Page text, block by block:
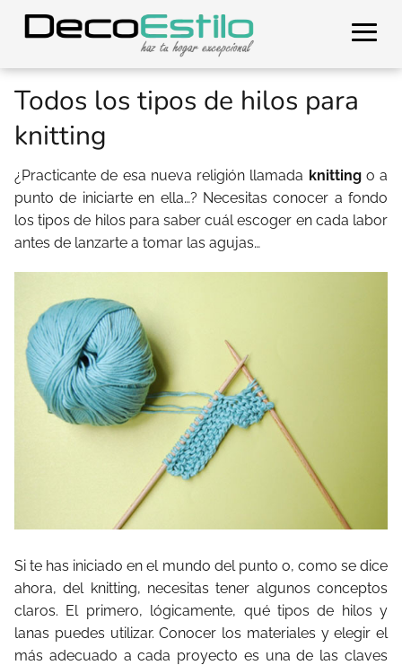
Todos los tipos de hilos para
knitting
¿Practicante de esa nueva religión llamada knittingo a
punto de iniciarte en ella…? Necesitas conocer a fondo
los tipos de hilos para saber cuál escoger en cada labor
antes de lanzarte a tomar las agujas…
Si te has iniciado en el mundo del punto o, como se dice
ahora, del knitting, necesitas tener algunos conceptos
claros. El primero, lógicamente, qué tipos de hilos y
lanas puedes utilizar. Conocer los materiales y elegir el
más adecuado a cada proyecto es una de las claves